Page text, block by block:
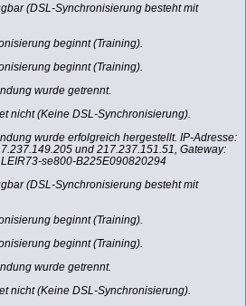
(DSL-Synchronisierung besteht mit
beginnt (Training).
beginnt (Training).
wurde getrennt.
nicht (Keine DSL-Synchronisierung).
wurde erfolgreich hergestellt. IP-Adresse:
und 217.237.151.51, Gateway:
se800-B225E090820294
(DSL-Synchronisierung besteht mit
beginnt (Training).
beginnt (Training).
wurde getrennt.
nicht (Keine DSL-Synchronisierung).